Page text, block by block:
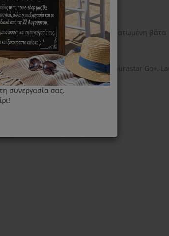
Laurastar MyCover Red με ενσωματωμένη βάτα
Evolution II, Laurastar GO, Laurastar Go+,
συνεργασία σας.